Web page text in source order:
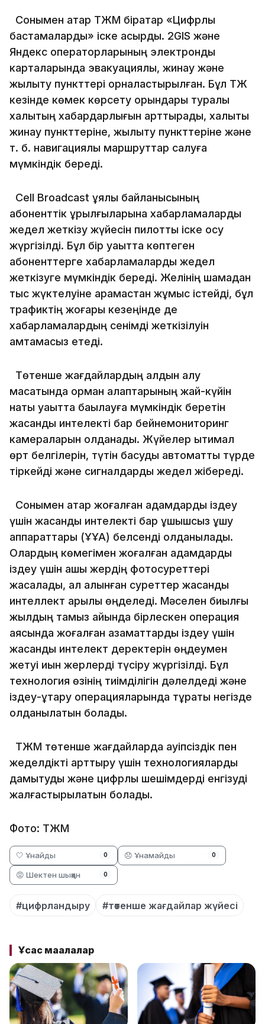
Сонымен қатар ТЖМ бірқатар «Цифрлық
бастамаларды» іске асырды. 2GIS және
Яндекс операторларының электрондық
карталарында эвакуациялық, жинау және
жылыту пункттері орналастырылған. Бұл ТЖ
кезінде көмек көрсету орындары туралы
халықтың хабардарлығын арттырады, халықты
жинау пункттеріне, жылыту пункттеріне және
т. б. навигациялық маршруттар салуға
мүмкіндік береді.
Cell Broadcast ұялы байланысының
абоненттік құрылғыларына хабарламаларды
жедел жеткізу жүйесін пилоттық іске қосу
жүргізілді. Бұл бір уақытта көптеген
абоненттерге хабарламаларды жедел
жеткізуге мүмкіндік береді. Желінің шамадан
тыс жүктелуіне қарамастан жұмыс істейді, бұл
трафиктің жоғары кезеңінде де
хабарламалардың сенімді жеткізілуін
қамтамасыз етеді.
Төтенше жағдайлардың алдын алу
мақсатында орман алқаптарының жай-күйін
нақты уақытта бақылауға мүмкіндік беретін
жасанды интелекті бар бейнемониторинг
камераларын қолданады. Жүйелер ықтимал
өрт белгілерін, түтін басуды автоматты түрде
тіркейді және сигналдарды жедел жібереді.
Сонымен қатар жоғалған адамдарды іздеу
үшін жасанды интелекті бар ұшқышсыз ұшу
аппараттары (ҰҰА) белсенді қолданылады.
Олардың көмегімен жоғалған адамдарды
іздеу үшін ашық жердің фотосуреттері
жасалады, ал алынған суреттер жасанды
интеллект арқылы өңделеді. Мәселен биылғы
жылдың тамыз айында бірлескен операция
аясында жоғалған азаматтарды іздеу үшін
жасанды интелект деректерін өңдеумен
жетуі қиын жерлерді түсіру жүргізілді. Бұл
технология өзінің тиімділігін дәлелдеді және
іздеу-құтқару операцияларында тұрақты негізде
қолданылатын болады.
ТЖМ төтенше жағдайларда қауіпсіздік пен
жеделдікті арттыру үшін технологияларды
дамытуды және цифрлық шешімдерді енгізуді
жалғастырылатын болады.
Фото: ТЖМ
🤍 Ұнайды 0 😞 Ұнамайды 0
😡 Шектен шыққан 0
#цифрландыру #төтенше жағдайлар жүйесі
Ұқсас мақалалар